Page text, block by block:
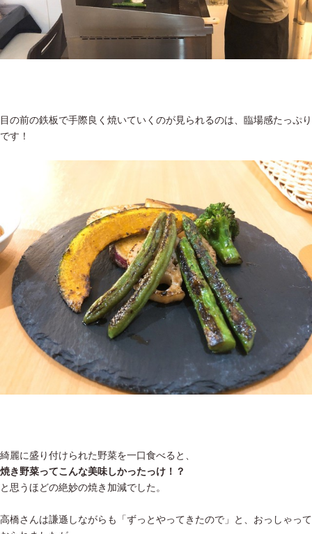
目の前の鉄板で手際良く焼いていくのが見られるのは、臨場感たっぷり
です！
綺麗に盛り付けられた野菜を一口食べると、
焼き野菜ってこんな美味しかったっけ！？
と思うほどの絶妙の焼き加減でした。
高橋さんは謙遜しながらも「ずっとやってきたので」と、おっしゃって